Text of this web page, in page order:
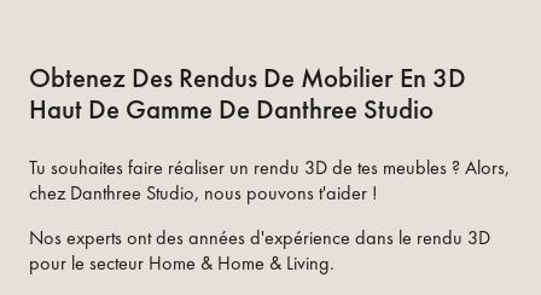
Obtenez Des Rendus De Mobilier En 3D
Haut De Gamme De Danthree Studio
Tu souhaites faire réaliser un rendu 3D de tes meubles ? Alors,
chez Danthree Studio, nous pouvons t'aider !
Nos experts ont des années d'expérience dans le rendu 3D
pour le secteur Home & Home & Living.